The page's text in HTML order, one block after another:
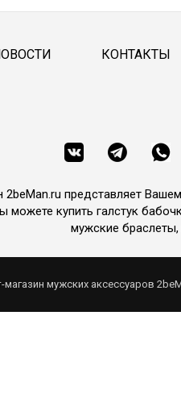
КОНТАКТЫ
2beMan.ru представляет
купить галстук
мужские
магазин мужских аксессуаров